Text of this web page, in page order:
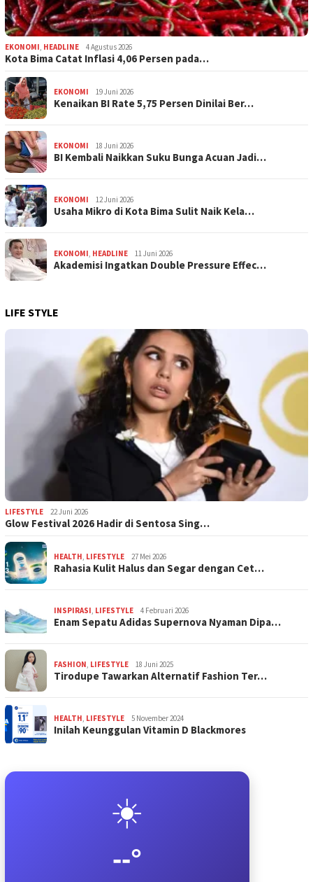
EKONOMI, HEADLINE 4 Agustus 2026
Kota Bima Catat Inflasi 4,06 Persen pada…
EKONOMI 19 Juni 2026
Kenaikan BI Rate 5,75 Persen Dinilai Ber…
EKONOMI 18 Juni 2026
BI Kembali Naikkan Suku Bunga Acuan Jadi…
EKONOMI 12 Juni 2026
Usaha Mikro di Kota Bima Sulit Naik Kela…
EKONOMI, HEADLINE 11 Juni 2026
Akademisi Ingatkan Double Pressure Effec…
LIFE STYLE
LIFESTYLE 22 Juni 2026
Glow Festival 2026 Hadir di Sentosa Sing…
HEALTH, LIFESTYLE 27 Mei 2026
Rahasia Kulit Halus dan Segar dengan Cet…
INSPIRASI, LIFESTYLE 4 Februari 2026
Enam Sepatu Adidas Supernova Nyaman Dipa…
FASHION, LIFESTYLE 18 Juni 2025
Tirodupe Tawarkan Alternatif Fashion Ter…
HEALTH, LIFESTYLE 5 November 2024
Inilah Keunggulan Vitamin D Blackmores
☀️
--°